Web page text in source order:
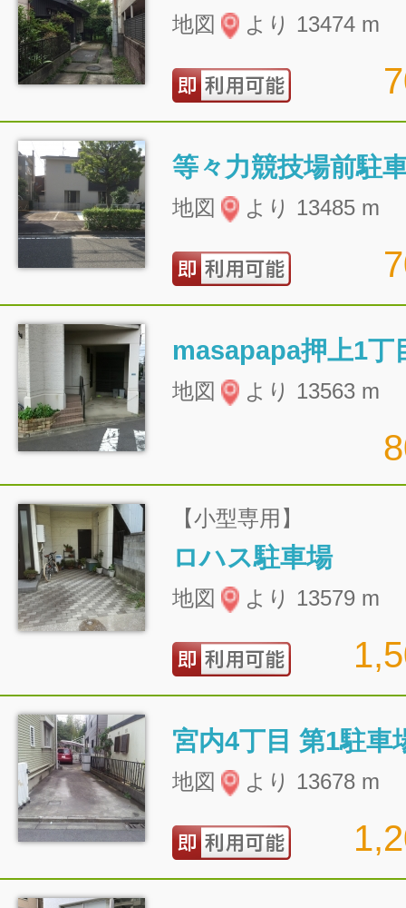
地図 より 13474 m
等々力競技場前駐
地図 より 13485 m
masapapa押上1丁
地図 より 13563 m
【小型専用】
ロハス駐車場
地図 より 13579 m
宮内4丁目 第1駐車
地図 より 13678 m